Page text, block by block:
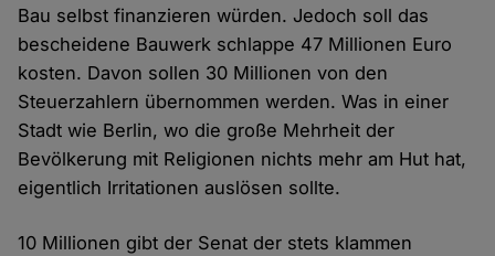
Bau selbst finanzieren würden. Jedoch soll das
bescheidene Bauwerk schlappe 47 Millionen Euro
kosten. Davon sollen 30 Millionen von den
Steuerzahlern übernommen werden. Was in einer
Stadt wie Berlin, wo die große Mehrheit der
Bevölkerung mit Religionen nichts mehr am Hut hat,
eigentlich Irritationen auslösen sollte.
10 Millionen gibt der Senat der stets klammen